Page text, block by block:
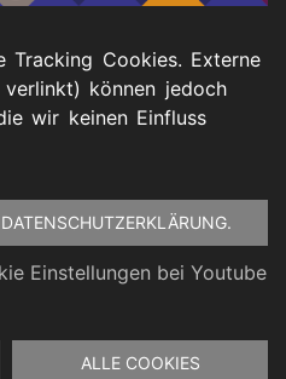
Aussagen von
KSL,
Tracking Cookies. Externe
können jedoch
wir keinen Einfluss
DATENSCHUTZERKLÄRUNG.
Einstellungen bei Youtube
ALLE COOKIES